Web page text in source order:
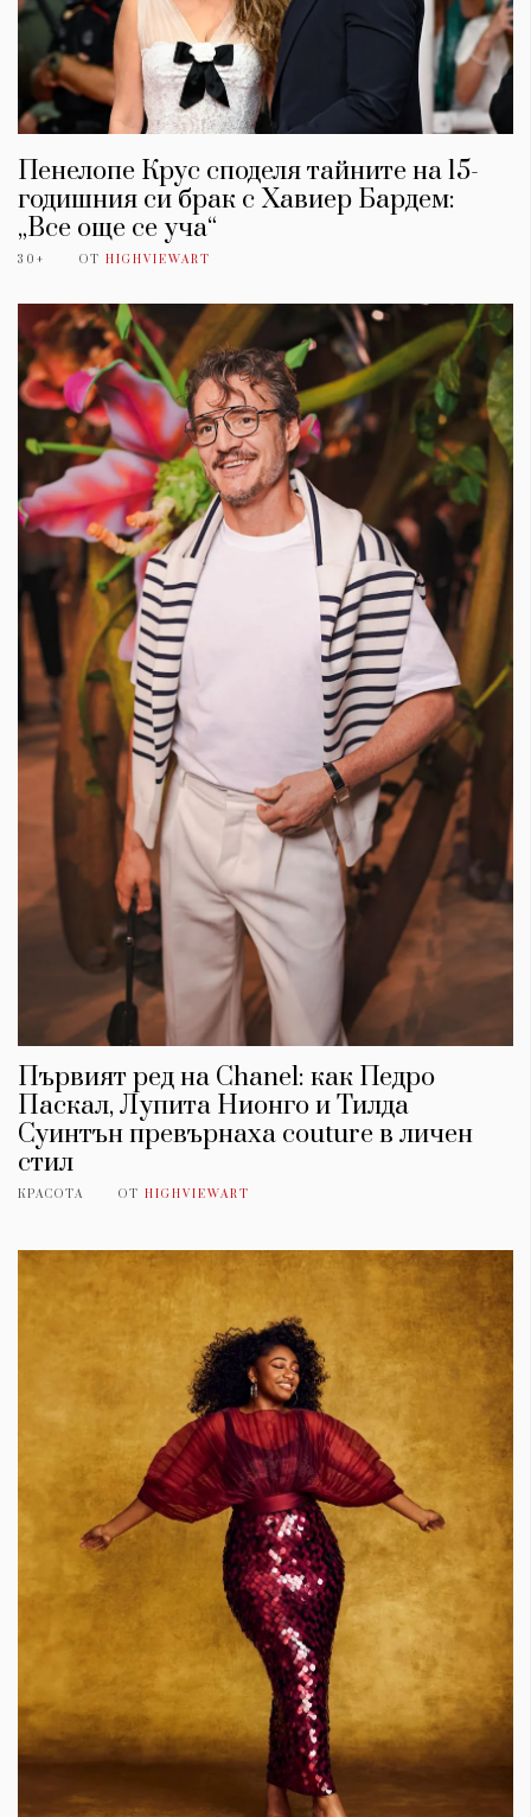
Пенелопе Крус споделя тайните на 15-
годишния си брак с Хавиер Бардем:
„Все още се уча“
30+ ОТ HIGHVIEWART
Първият ред на Chanel: как Педро
Паскал, Лупита Нионго и Тилда
Суинтън превърнаха couture в личен
стил
КРАСОТА ОТ HIGHVIEWART